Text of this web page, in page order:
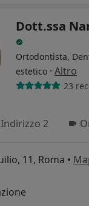
Dott.ssa
Ortodontista,
estetico · Altro
23
Indirizzo 2
11, Roma •